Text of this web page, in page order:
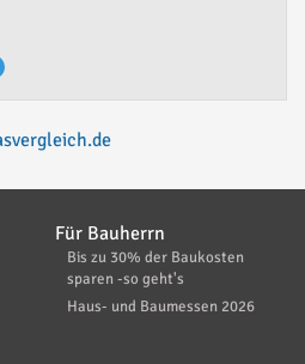
Für Bauherrn
Bis zu 30% der Baukosten
sparen -so geht's
Haus- und Baumessen 2026